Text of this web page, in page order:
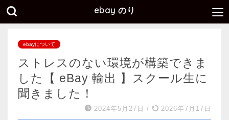
ebay のり
ebayについて
ストレスのない環境が構築できま
した【 eBay 輸出 】スクール生に
聞きました！
2024年5月27日 / 2026年7月17日